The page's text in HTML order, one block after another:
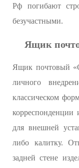
Рф погибают
безучастными.
Ящик
Ящик почтовый
личного
классическом
корреспонденции
для внешней
либо калитку.
задней стене